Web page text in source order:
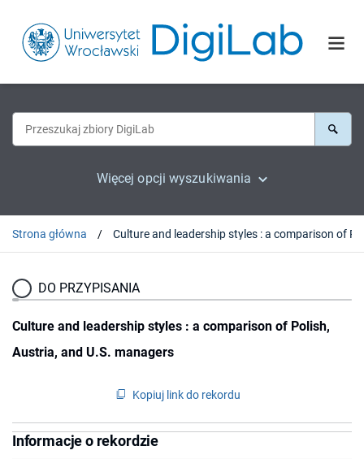
Więcej opcji wyszukiwania
Strona główna
DO PRZYPISANIA
Culture and leadership styles : a comparison of Polish,
Austria, and U.S. managers
Kopiuj link do rekordu
Informacje o rekordzie